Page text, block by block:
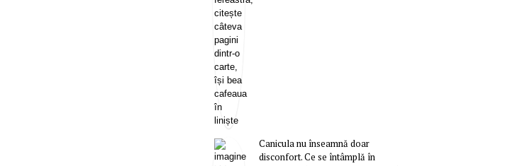
Canicula nu înseamnă doar
disconfort. Ce se întâmplă în